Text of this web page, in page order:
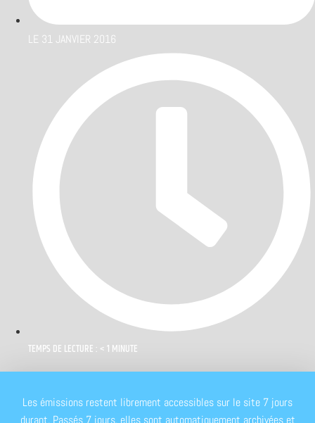
LE 31 JANVIER 2016
TEMPS DE LECTURE : < 1 MINUTE
Les émissions restent librement accessibles sur le site 7 jours
durant. Passés 7 jours, elles sont automatiquement archivées et